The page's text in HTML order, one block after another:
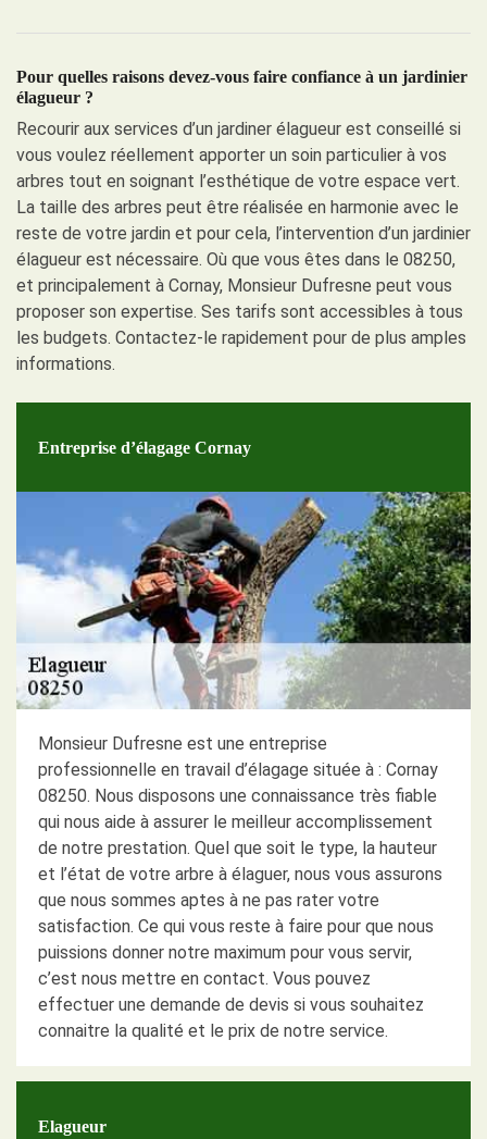
Pour quelles raisons devez-vous faire confiance à un jardinier
élagueur ?
Recourir aux services d’un jardiner élagueur est conseillé si
vous voulez réellement apporter un soin particulier à vos
arbres tout en soignant l’esthétique de votre espace vert.
La taille des arbres peut être réalisée en harmonie avec le
reste de votre jardin et pour cela, l’intervention d’un jardinier
élagueur est nécessaire. Où que vous êtes dans le 08250,
et principalement à Cornay, Monsieur Dufresne peut vous
proposer son expertise. Ses tarifs sont accessibles à tous
les budgets. Contactez-le rapidement pour de plus amples
informations.
Entreprise d’élagage Cornay
Monsieur Dufresne est une entreprise
professionnelle en travail d’élagage située à : Cornay
08250. Nous disposons une connaissance très fiable
qui nous aide à assurer le meilleur accomplissement
de notre prestation. Quel que soit le type, la hauteur
et l’état de votre arbre à élaguer, nous vous assurons
que nous sommes aptes à ne pas rater votre
satisfaction. Ce qui vous reste à faire pour que nous
puissions donner notre maximum pour vous servir,
c’est nous mettre en contact. Vous pouvez
effectuer une demande de devis si vous souhaitez
connaitre la qualité et le prix de notre service.
Elagueur